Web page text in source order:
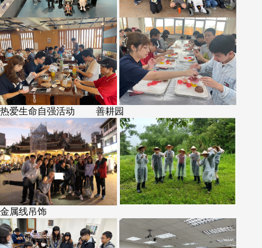
热爱生命自强活动 善耕园
金属线吊饰